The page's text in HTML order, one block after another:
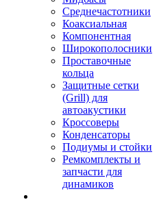
Среднечастотники
Коаксиальная
Компонентная
Широкополосники
Проставочные
кольца
Защитные сетки
(Grill) для
автоакустики
Кроссоверы
Конденсаторы
Подиумы и стойки
Ремкомплекты и
запчасти для
динамиков